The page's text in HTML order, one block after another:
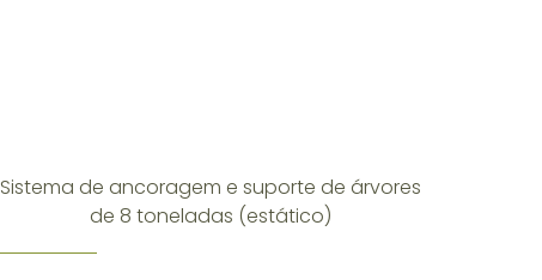
Sistema de ancoragem e suporte de árvores
de 8 toneladas (estático)